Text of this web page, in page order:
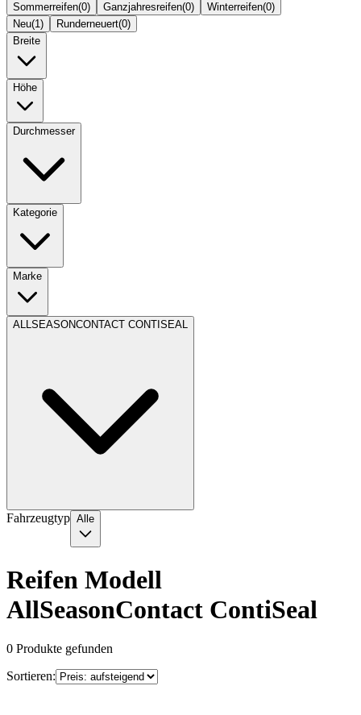
Sommerreifen(0) Ganzjahresreifen(0) Winterreifen(0)
Neu(1) Runderneuert(0)
Breite
Höhe
Durchmesser
Kategorie
Marke
ALLSEASONCONTACT CONTISEAL
Fahrzeugtyp Alle
Reifen Modell
AllSeasonContact ContiSeal
0 Produkte gefunden
Sortieren: